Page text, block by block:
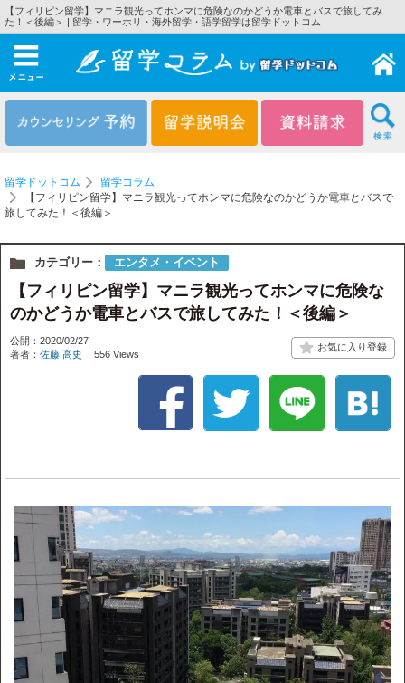
【フィリピン留学】マニラ観光ってホンマに危険なのかどうか電車とバスで旅してみ
た！＜後編＞ | 留学・ワーホリ・海外留学・語学留学は留学ドットコム
メニュー
留学ドットコム
留学コラム
【フィリピン留学】マニラ観光ってホンマに危険なのかどうか電車とバスで
旅してみた！＜後編＞
カテゴリー： エンタメ・イベント
【フィリピン留学】マニラ観光ってホンマに危険な
のかどうか電車とバスで旅してみた！＜後編＞
公開：2020/02/27
著者： 佐藤 高史 556 Views